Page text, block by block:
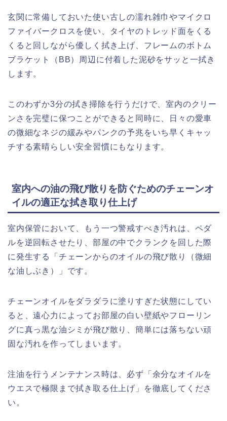
玄関に常備しておいた使い古しの濡れ雑巾やマイクロ
ファイバークロスを使い、タイヤのトレッド面をくる
くると回しながら優しく拭き上げ、フレームのボトム
ブラケット（BB）周辺に付着した泥砂をサッと一拭き
します。
このわずか3分の拭き掃除を行うだけで、室内のクリー
ンさを完璧に保つことができると同時に、日々の愛車
の微細なネジの緩みやパンクの予兆をいち早くキャッ
チする素晴らしい安全習慣にもなります。
室内への油の飛び散りを防ぐためのチェーンオ
イルの適正な拭き取り仕上げ
室内保管において、もう一つ警戒すべき汚れは、ペダ
ルを逆回転させたり、部屋の中でクランクを回した際
に発生する「チェーンからのオイルの飛び散り（微細
な油しぶき）」です。
チェーンオイルをダラダラに塗りすぎた状態にしてい
ると、遠心力によってお部屋の白い壁紙やフローリン
グに真っ黒な油シミが飛び散り、簡単には落ちない頑
固な汚れを作ってしまいます。
注油を行うメンテナンス時は、必ず「余分なオイルを
ウエスで極限まで拭き取る仕上げ」を徹底してくださ
い。